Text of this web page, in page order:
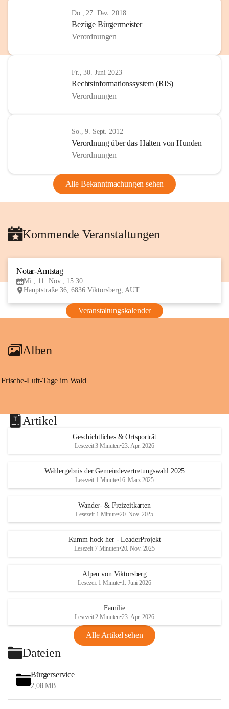
Do., 27. Dez. 2018
Bezüge Bürgermeister
Verordnungen
Fr., 30. Juni 2023
Rechtsinformationssystem (RIS)
Verordnungen
So., 9. Sept. 2012
Verordnung über das Halten von Hunden
Verordnungen
Alle Bekanntmachungen sehen
Kommende Veranstaltungen
Notar-Amtstag
Mi., 11. Nov., 15:30
Hauptstraße 36, 6836 Viktorsberg, AUT
Veranstaltungskalender
Alben
Frische-Luft-Tage im Wald
Artikel
Geschichtliches & Ortsporträt
Lesezeit 3 Minuten•23. Apr. 2026
Wahlergebnis der Gemeindevertretungswahl 2025
Lesezeit 1 Minute•16. März 2025
Wander- & Freizeitkarten
Lesezeit 1 Minute•20. Nov. 2025
Kumm hock her - LeaderProjekt
Lesezeit 7 Minuten•20. Nov. 2025
Alpen von Viktorsberg
Lesezeit 1 Minute•1. Juni 2026
Familie
Lesezeit 2 Minuten•23. Apr. 2026
Alle Artikel sehen
Dateien
Bürgerservice
2,08 MB